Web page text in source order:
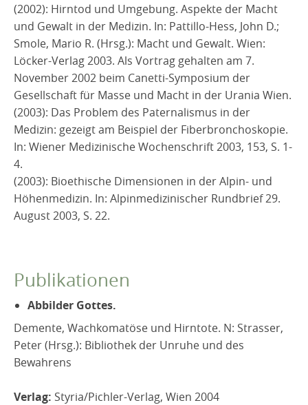
(2002): Hirntod und Umgebung. Aspekte der Macht
und Gewalt in der Medizin. In: Pattillo-Hess, John D.;
Smole, Mario R. (Hrsg.): Macht und Gewalt. Wien:
Löcker-Verlag 2003. Als Vortrag gehalten am 7.
November 2002 beim Canetti-Symposium der
Gesellschaft für Masse und Macht in der Urania Wien.
(2003): Das Problem des Paternalismus in der
Medizin: gezeigt am Beispiel der Fiberbronchoskopie.
In: Wiener Medizinische Wochenschrift 2003, 153, S. 1-
4.
(2003): Bioethische Dimensionen in der Alpin- und
Höhenmedizin. In: Alpinmedizinischer Rundbrief 29.
August 2003, S. 22.
Publikationen
Abbilder Gottes.
Demente, Wachkomatöse und Hirntote. N: Strasser,
Peter (Hrsg.): Bibliothek der Unruhe und des
Bewahrens
Verlag: Styria/Pichler-Verlag, Wien 2004